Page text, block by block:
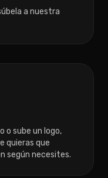
a nuestra
o sube un logo,
quieras que
según necesites.